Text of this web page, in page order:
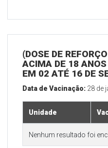
(DOSE DE
ACIMA DE 18 ANOS
EM 02 ATÉ 16 DE
Data de Vacinação: 28 de
Unidade
Nenhum resultado foi